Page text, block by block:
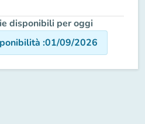
disponibili per oggi
:01/09/2026